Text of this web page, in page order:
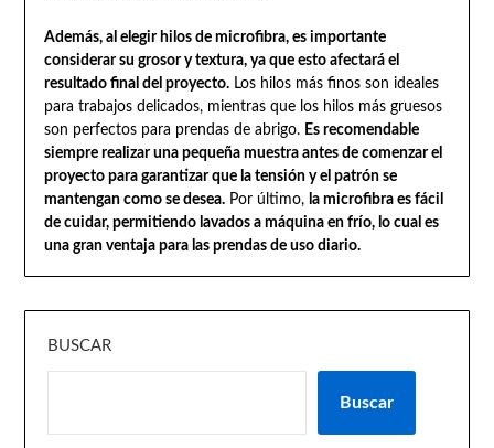
Además, al elegir hilos de microfibra, es importante
considerar su grosor y textura, ya que esto afectará el
resultado final del proyecto.Los hilos más finos son ideales
para trabajos delicados, mientras que los hilos más gruesos
son perfectos para prendas de abrigo. Es recomendable
siempre realizar una pequeña muestra antes de comenzar el
proyecto para garantizar que la tensión y el patrón se
mantengan como se desea.Por último, la microfibra es fácil
de cuidar, permitiendo lavados a máquina en frío, lo cual es
una gran ventaja para las prendas de uso diario.
BUSCAR
Buscar